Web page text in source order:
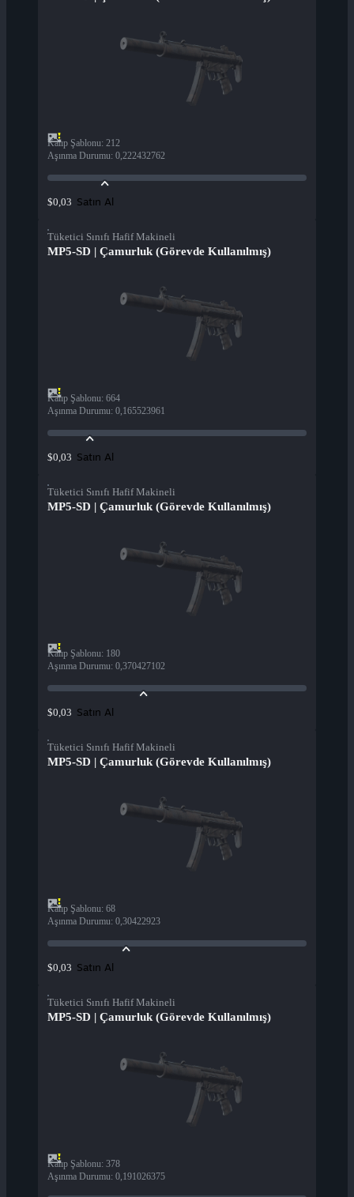
Kalıp Şablonu: 212
Aşınma Durumu: 0,222432762
$0,03 Satın Al
Tüketici Sınıfı Hafif Makineli
MP5-SD | Çamurluk (Görevde Kullanılmış)
Kalıp Şablonu: 664
Aşınma Durumu: 0,165523961
$0,03 Satın Al
Tüketici Sınıfı Hafif Makineli
MP5-SD | Çamurluk (Görevde Kullanılmış)
Kalıp Şablonu: 180
Aşınma Durumu: 0,370427102
$0,03 Satın Al
Tüketici Sınıfı Hafif Makineli
MP5-SD | Çamurluk (Görevde Kullanılmış)
Kalıp Şablonu: 68
Aşınma Durumu: 0,30422923
$0,03 Satın Al
Tüketici Sınıfı Hafif Makineli
MP5-SD | Çamurluk (Görevde Kullanılmış)
Kalıp Şablonu: 378
Aşınma Durumu: 0,191026375